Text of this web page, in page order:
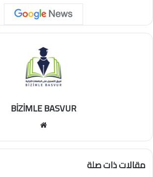
BİZİMLE BASVUR
مقالات ذات صلة